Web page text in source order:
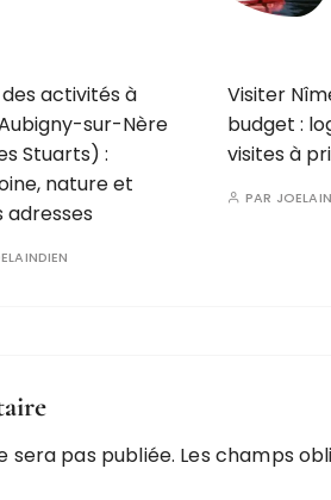
activités à
sur-Nère
Stuarts) :
nature et
adresses
Visiter
budget :
visites à
PAR
sera pas publiée. Les champs